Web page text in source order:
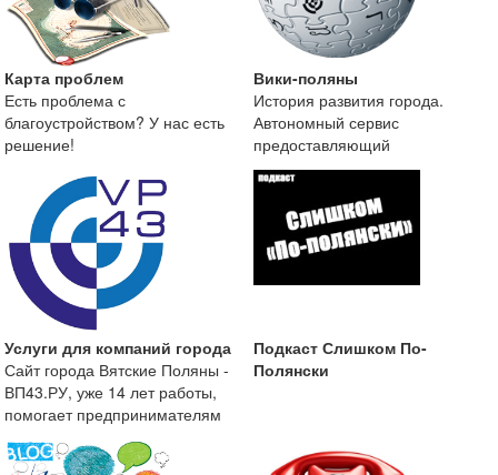
Карта проблем
Есть проблема с
благоустройством? У нас есть
решение!
Вики-поляны
История развития города.
Автономный сервис
предоставляющий
краеведческую информацию о
городе Вятские
Услуги для компаний города
Сайт города Вятские Поляны -
ВП43.РУ, уже 14 лет работы,
помогает предпринимателям
Подкаст Слишком По-
Полянски